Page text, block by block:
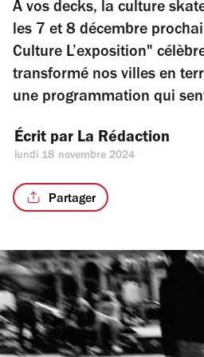
À vos decks, la culture
les 7 et 8 décembre
Culture L’exposition"
transformé nos villes en
une programmation qui
Écrit par La Rédaction
lundi 18 novembre 2024
Partager